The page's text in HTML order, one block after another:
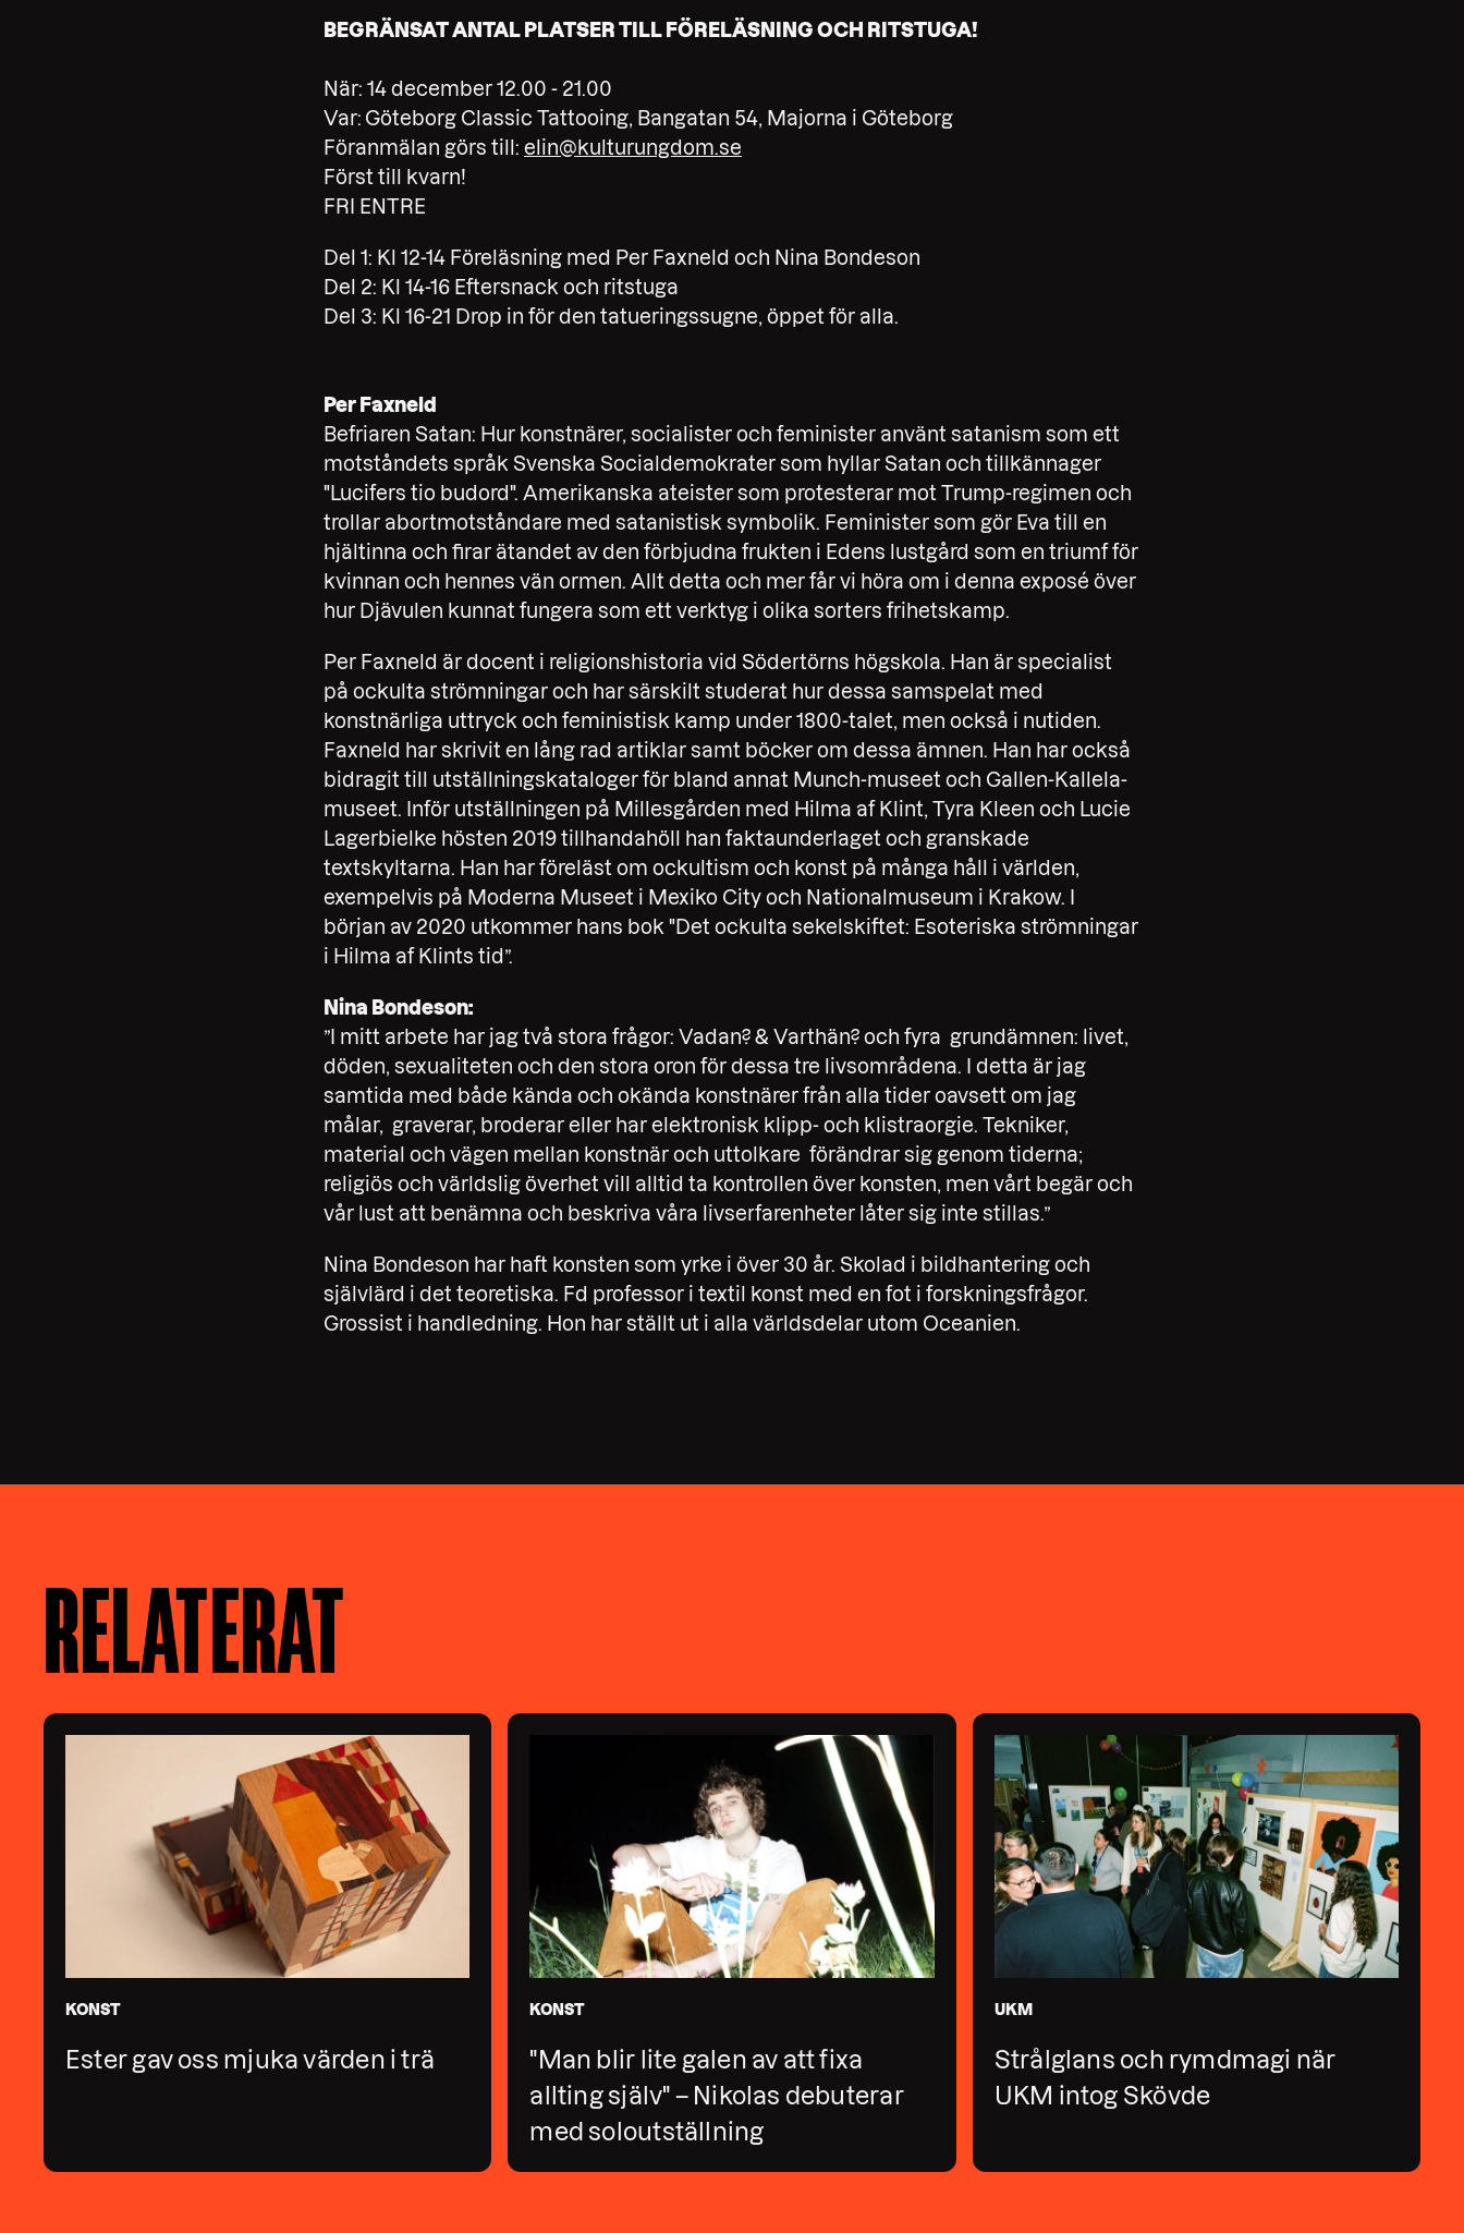
BEGRÄNSAT ANTAL PLATSER TILL FÖRELÄSNING OCH RITSTUGA!
När: 14 december 12.00 - 21.00
Var: Göteborg Classic Tattooing, Bangatan 54, Majorna i Göteborg
Föranmälan görs till: elin@kulturungdom.se
Först till kvarn!
FRI ENTRE
Del 1: Kl 12-14 Föreläsning med Per Faxneld och Nina Bondeson
Del 2: Kl 14-16 Eftersnack och ritstuga
Del 3: Kl 16-21 Drop in för den tatueringssugne, öppet för alla.
Per Faxneld
Befriaren Satan: Hur konstnärer, socialister och feminister använt satanism som ett
motståndets språk Svenska Socialdemokrater som hyllar Satan och tillkännager
"Lucifers tio budord". Amerikanska ateister som protesterar mot Trump-regimen och
trollar abortmotståndare med satanistisk symbolik. Feminister som gör Eva till en
hjältinna och firar ätandet av den förbjudna frukten i Edens lustgård som en triumf för
kvinnan och hennes vän ormen. Allt detta och mer får vi höra om i denna exposé över
hur Djävulen kunnat fungera som ett verktyg i olika sorters frihetskamp.
Per Faxneld är docent i religionshistoria vid Södertörns högskola. Han är specialist
på ockulta strömningar och har särskilt studerat hur dessa samspelat med
konstnärliga uttryck och feministisk kamp under 1800-talet, men också i nutiden.
Faxneld har skrivit en lång rad artiklar samt böcker om dessa ämnen. Han har också
bidragit till utställningskataloger för bland annat Munch-museet och Gallen-Kallela-
museet. Inför utställningen på Millesgården med Hilma af Klint, Tyra Kleen och Lucie
Lagerbielke hösten 2019 tillhandahöll han faktaunderlaget och granskade
textskyltarna. Han har föreläst om ockultism och konst på många håll i världen,
exempelvis på Moderna Museet i Mexiko City och Nationalmuseum i Krakow. I
början av 2020 utkommer hans bok "Det ockulta sekelskiftet: Esoteriska strömningar
i Hilma af Klints tid”.
Nina Bondeson:
”I mitt arbete har jag två stora frågor: Vadan? & Varthän? och fyra grundämnen: livet,
döden, sexualiteten och den stora oron för dessa tre livsområdena. I detta är jag
samtida med både kända och okända konstnärer från alla tider oavsett om jag
målar, graverar, broderar eller har elektronisk klipp- och klistraorgie. Tekniker,
material och vägen mellan konstnär och uttolkare förändrar sig genom tiderna;
religiös och världslig överhet vill alltid ta kontrollen över konsten, men vårt begär och
vår lust att benämna och beskriva våra livserfarenheter låter sig inte stillas.”
Nina Bondeson har haft konsten som yrke i över 30 år. Skolad i bildhantering och
självlärd i det teoretiska. Fd professor i textil konst med en fot i forskningsfrågor.
Grossist i handledning. Hon har ställt ut i alla världsdelar utom Oceanien.
RELATERAT
KONST
Ester gav oss mjuka värden i trä
KONST
"Man blir lite galen av att fixa
allting själv" – Nikolas debuterar
med soloutställning
UKM
Strålglans och rymdmagi när
UKM intog Skövde